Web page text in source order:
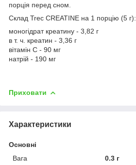
порція перед сном.
Склад Trec CREATINE на 1 порцію (5 г):
моногідрат креатину - 3,82 г
в т. ч. креатин - 3,36 г
вітамін С - 90 мг
натрій - 190 мг
Приховати
Характеристики
Основні
Вага
0.3 г